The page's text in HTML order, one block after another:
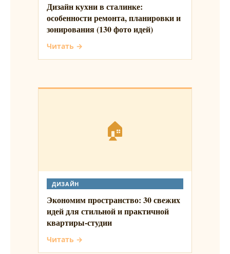
Дизайн кухни в сталинке:
особенности ремонта, планировки и
зонирования (130 фото идей)
Читать →
🏠
ДИЗАЙН
Экономим пространство: 30 свежих
идей для стильной и практичной
квартиры-студии
Читать →